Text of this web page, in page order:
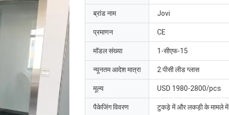
ब्रांड नाम Jovi
प्रमाणन CE
मॉडल संख्या 1-सीएफ-15
न्यूनतम आदेश मात्रा 2 पीसी लीड ग्लास
मूल्य USD 1980-2800/pcs
पैकेजिंग विवरण टुकड़े में और लकड़ी के मामले में